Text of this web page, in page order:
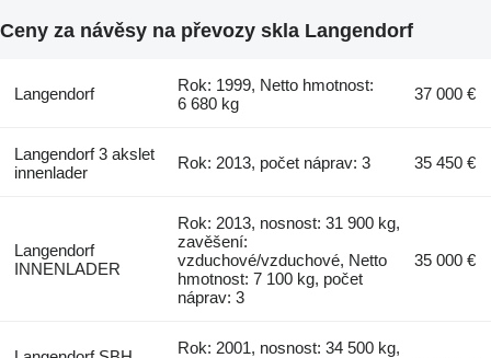
Ceny za návěsy na převozy skla Langendorf
Langendorf
Rok: 1999, Netto hmotnost:
6 680 kg
37 000 €
Langendorf 3 akslet
innenlader
Rok: 2013, počet náprav: 3 35 450 €
Langendorf
INNENLADER
Rok: 2013, nosnost: 31 900 kg,
zavěšení:
vzduchové/vzduchové, Netto
hmotnost: 7 100 kg, počet
náprav: 3
35 000 €
Rok: 2001, nosnost: 34 500 kg,